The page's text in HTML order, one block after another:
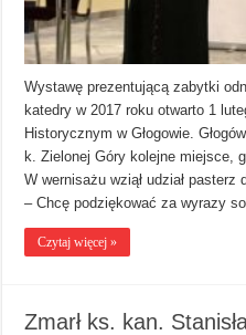
Wystawę prezentującą zabytki
katedry w 2017 roku otwarto 1
Historycznym w Głogowie.
k. Zielonej Góry kolejne miejsce,
W wernisażu wziął udział pasterz
– Chcę podziękować za wyrazy
Czytaj więcej »
Zmarł ks. kan.